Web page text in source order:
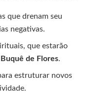
que drenam seu
negativas.
que estarão
Buquê de Flores.
estruturar novos